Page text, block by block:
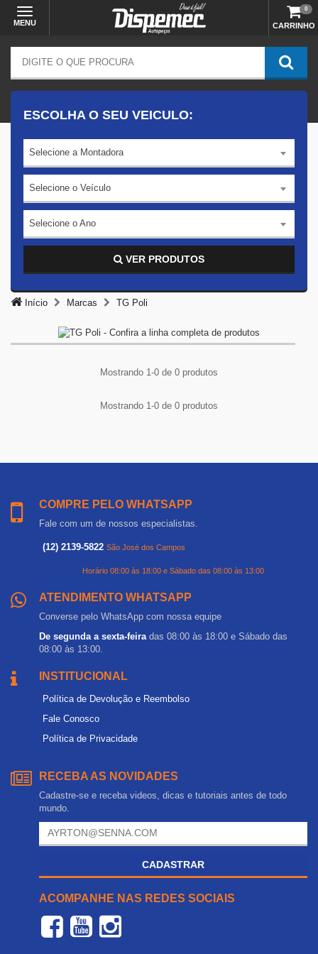
MENU CARRINHO
0
ESCOLHA O SEU VEICULO:
Selecione a Montadora
Selecione o Veículo
Selecione o Ano
VER PRODUTOS
Início Marcas TG Poli
Mostrando 1-0 de 0 produtos
Mostrando 1-0 de 0 produtos
COMPRE PELO WHATSAPP
Fale com um de nossos especialistas.
(12) 2139-5822 São José dos Campos
Horário 08:00 às 18:00 e Sábado das 08:00 às 13:00
ATENDIMENTO WHATSAPP
Converse pelo WhatsApp com nossa equipe
De segunda a sexta-feira das 08:00 às 18:00 e Sábado das
08:00 às 13:00.
INSTITUCIONAL
Política de Devolução e Reembolso
Fale Conosco
Política de Privacidade
RECEBA AS NOVIDADES
Cadastre-se e receba videos, dicas e tutoriais antes de todo
mundo.
CADASTRAR
ACOMPANHE NAS REDES SOCIAIS